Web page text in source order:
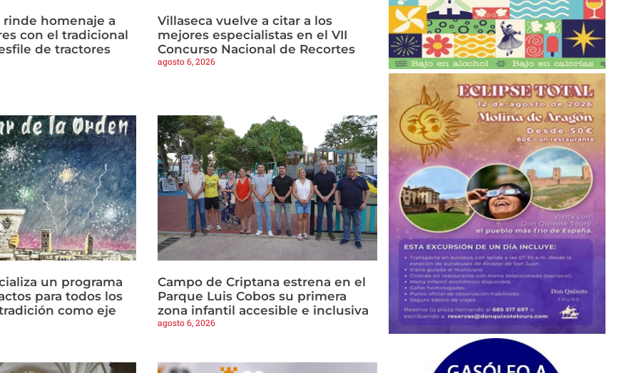
rinde homenaje a
con el tradicional
de tractores
Villaseca vuelve a citar a los
mejores especialistas en el VII
Concurso Nacional de Recortes
agosto 6, 2026
un programa
para todos los
como eje
Campo de Criptana estrena en el
Parque Luis Cobos su primera
zona infantil accesible e inclusiva
agosto 6, 2026